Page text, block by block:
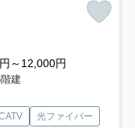
～12,000円
建
光ファイバー